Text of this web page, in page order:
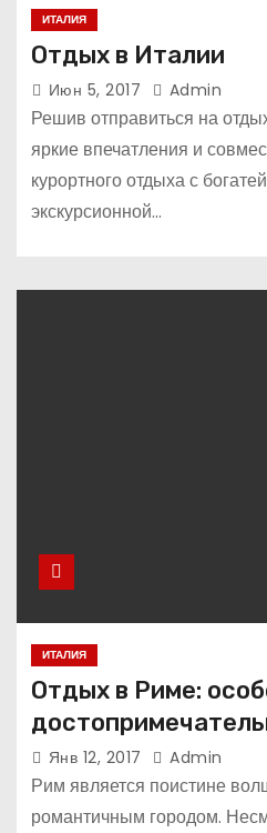
ИТАЛИЯ
Отдых в Италии
Июн 5, 2017 Admin
Решив отправиться на
яркие впечатления и
курортного отдыха с
экскурсионной…
ИТАЛИЯ
Отдых в Риме:
Янв 12, 2017 Admin
Рим является поистине
романтичным городом.